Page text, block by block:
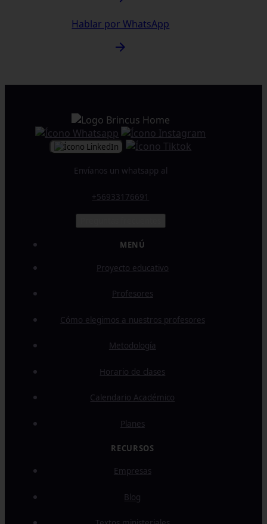
Hablar por WhatsApp
Envíanos un whatsapp al
+56933176691
MENÚ
Proyecto educativo
Profesores
Cómo elegimos a nuestros profesores
Metodología
Horario de clases
Calendario Académico
Planes
Empresas
Blog